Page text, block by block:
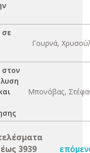
σε
Γουρνά,
Μπονόβας,
3939